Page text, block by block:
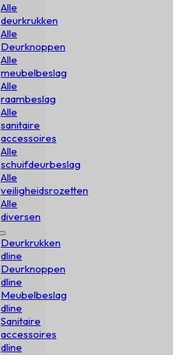
Alle
deurkrukken
Alle
Deurknoppen
Alle
meubelbeslag
Alle
raambeslag
Alle
sanitaire
accessoires
Alle
schuifdeurbeslag
Alle
veiligheidsrozetten
Alle
diversen
Deurkrukken
dline
Deurknoppen
dline
Meubelbeslag
dline
Sanitaire
accessoires
dline